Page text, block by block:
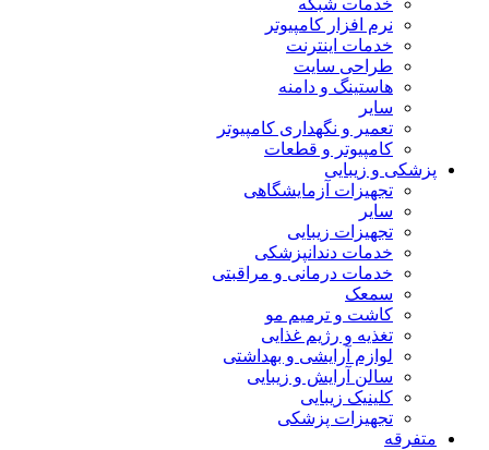
خدمات شبکه
نرم افزار کامپیوتر
خدمات اینترنت
طراحی سایت
هاستینگ و دامنه
سایر
تعمیر و نگهداری کامپیوتر
کامپیوتر و قطعات
پزشکی و زیبایی
تجهیزات آزمایشگاهی
سایر
تجهیزات زیبایی
خدمات دندانپزشکی
خدمات درمانی و مراقبتی
سمعک
کاشت و ترمیم مو
تغذیه و رژیم غذایی
لوازم آرایشی و بهداشتی
سالن آرایش و زیبایی
کلینیک زیبایی
تجهیزات پزشکی
متفرقه